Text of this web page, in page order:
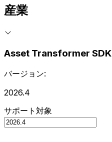
産業
Asset Transformer SDK
バージョン:
2026.4
サポート対象